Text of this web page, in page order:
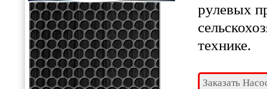
рулевых
технике.
Заказать